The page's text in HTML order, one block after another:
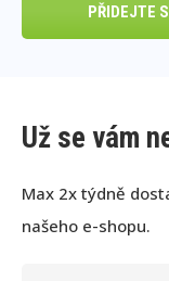
PŘIDEJTE
Už se vám
Max 2x týdně
našeho e-shopu.